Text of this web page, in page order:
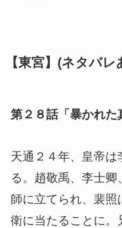
【東宮】(ネタバレ
第２８話「暴かれた
天通２４年、皇帝は
る。趙敬禹、李士
師に立てられ、裴照
衛に当たることに。